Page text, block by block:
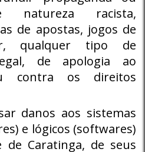
natureza racista,
de apostas, jogos de
qualquer tipo de
de apologia ao
contra os direitos
danos aos sistemas
e lógicos (softwares)
de Caratinga, de seus